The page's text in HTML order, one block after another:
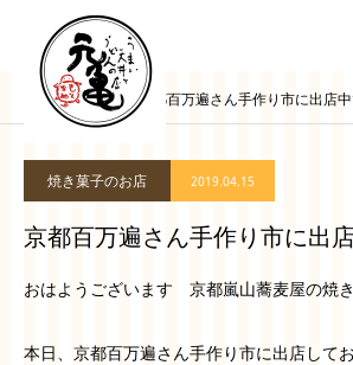
ブログ 京都百万遍さん手作り市に出店中
焼き菓子のお店 2019.04.15
京都百万遍さん手作り市に出
おはようございます 京都嵐山蕎麦屋の焼
本日、京都百万遍さん手作り市に出店して